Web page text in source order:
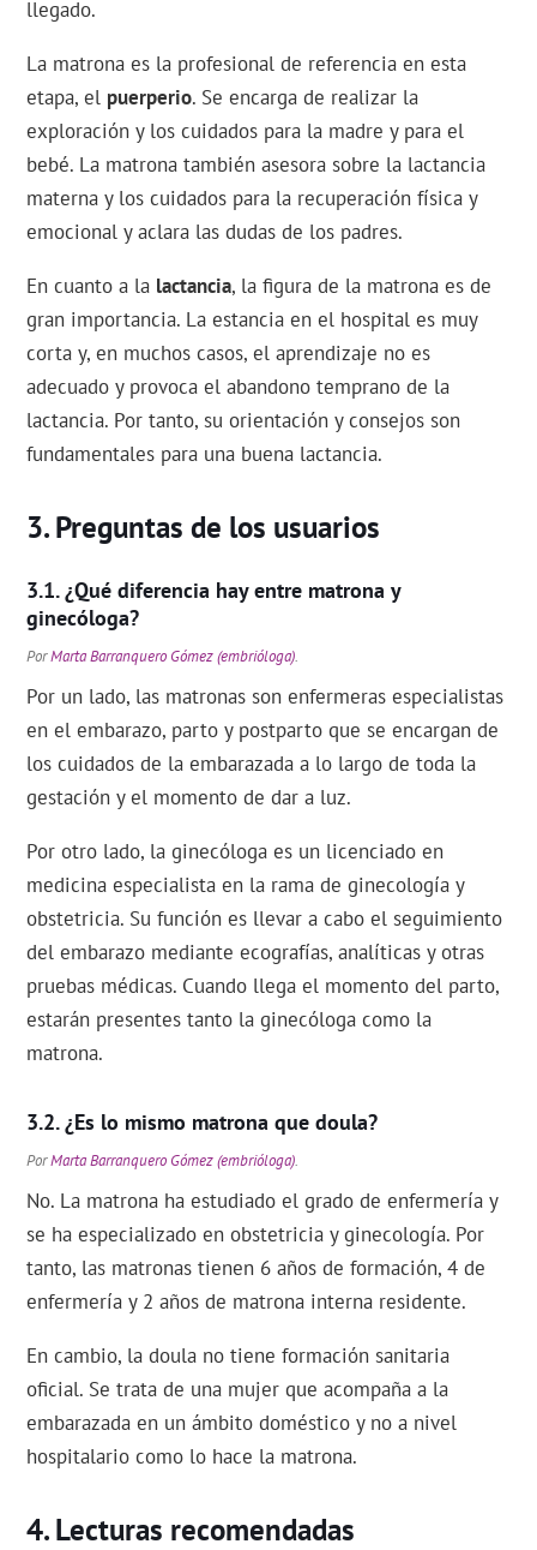
llegado.
La matrona es la profesional de referencia en esta
etapa, el puerperio. Se encarga de realizar la
exploración y los cuidados para la madre y para el
bebé. La matrona también asesora sobre la lactancia
materna y los cuidados para la recuperación física y
emocional y aclara las dudas de los padres.
En cuanto a la lactancia, la figura de la matrona es de
gran importancia. La estancia en el hospital es muy
corta y, en muchos casos, el aprendizaje no es
adecuado y provoca el abandono temprano de la
lactancia. Por tanto, su orientación y consejos son
fundamentales para una buena lactancia.
Preguntas de los usuarios
¿Qué diferencia hay entre matrona y
ginecóloga?
PorMarta Barranquero Gómez (embrióloga).
Por un lado, las matronas son enfermeras especialistas
en el embarazo, parto y postparto que se encargan de
los cuidados de la embarazada a lo largo de toda la
gestación y el momento de dar a luz.
Por otro lado, la ginecóloga es un licenciado en
medicina especialista en la rama de ginecología y
obstetricia. Su función es llevar a cabo el seguimiento
del embarazo mediante ecografías, analíticas y otras
pruebas médicas. Cuando llega el momento del parto,
estarán presentes tanto la ginecóloga como la
matrona.
¿Es lo mismo matrona que doula?
PorMarta Barranquero Gómez (embrióloga).
No. La matrona ha estudiado el grado de enfermería y
se ha especializado en obstetricia y ginecología. Por
tanto, las matronas tienen 6 años de formación, 4 de
enfermería y 2 años de matrona interna residente.
En cambio, la doula no tiene formación sanitaria
oficial. Se trata de una mujer que acompaña a la
embarazada en un ámbito doméstico y no a nivel
hospitalario como lo hace la matrona.
Lecturas recomendadas